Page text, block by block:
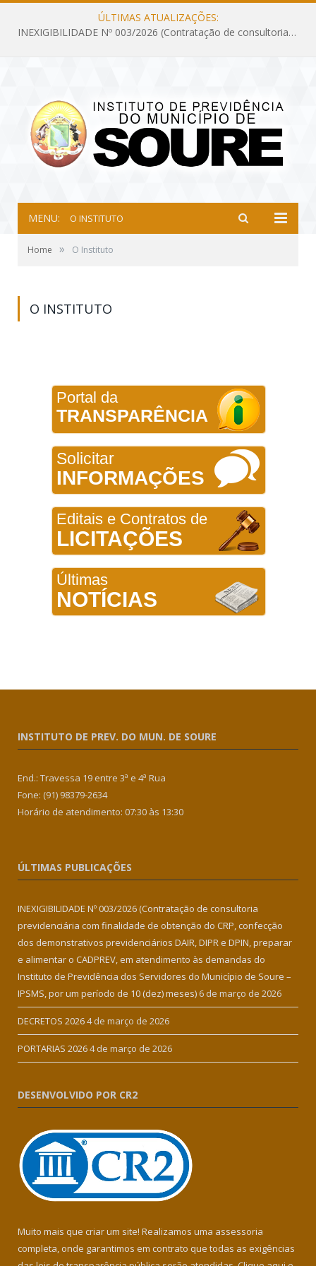
ÚLTIMAS ATUALIZAÇÕES:
INEXIGIBILIDADE Nº 003/2026 (Contratação de consultoria previdenciária com finalidade de obtenção do CRP, confecção dos demonstrativos previdenciários DAIR, DIPR e DPIN, preparar e alimentar o CADPREV, em atendimento às demandas do Instituto de Previdência dos Servidores do Município de Soure – IPSMS, por um período de 10 (dez) meses)
MENU: O INSTITUTO
Home » O Instituto
O INSTITUTO
Portal da
TRANSPARÊNCIA
Solicitar
INFORMAÇÕES
Editais e Contratos de
LICITAÇÕES
Últimas
NOTÍCIAS
INSTITUTO DE PREV. DO MUN. DE SOURE
End.: Travessa 19 entre 3ª e 4ª Rua
Fone: (91) 98379-2634
Horário de atendimento: 07:30 às 13:30
ÚLTIMAS PUBLICAÇÕES
INEXIGIBILIDADE Nº 003/2026 (Contratação de consultoria
previdenciária com finalidade de obtenção do CRP, confecção
dos demonstrativos previdenciários DAIR, DIPR e DPIN, preparar
e alimentar o CADPREV, em atendimento às demandas do
Instituto de Previdência dos Servidores do Município de Soure –
IPSMS, por um período de 10 (dez) meses) 6 de março de 2026
DECRETOS 20264 de março de 2026
PORTARIAS 20264 de março de 2026
DESENVOLVIDO POR CR2
Muito mais que criar um site! Realizamos uma assessoria
completa, onde garantimos em contrato que todas as exigências